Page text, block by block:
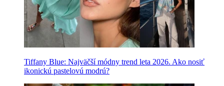
Tiffany Blue: Najväčší módny trend leta 2026. Ako nosiť
ikonickú pastelovú modrú?